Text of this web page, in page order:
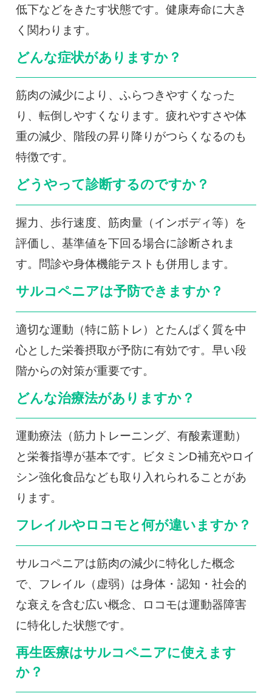
低下などをきたす状態です。健康寿命に大き
く関わります。
どんな症状がありますか？
筋肉の減少により、ふらつきやすくなった
り、転倒しやすくなります。疲れやすさや体
重の減少、階段の昇り降りがつらくなるのも
特徴です。
どうやって診断するのですか？
握力、歩行速度、筋肉量（インボディ等）を
評価し、基準値を下回る場合に診断されま
す。問診や身体機能テストも併用します。
サルコペニアは予防できますか？
適切な運動（特に筋トレ）とたんぱく質を中
心とした栄養摂取が予防に有効です。早い段
階からの対策が重要です。
どんな治療法がありますか？
運動療法（筋力トレーニング、有酸素運動）
と栄養指導が基本です。ビタミンD補充やロイ
シン強化食品なども取り入れられることがあ
ります。
フレイルやロコモと何が違いますか？
サルコペニアは筋肉の減少に特化した概念
で、フレイル（虚弱）は身体・認知・社会的
な衰えを含む広い概念、ロコモは運動器障害
に特化した状態です。
再生医療はサルコペニアに使えます
か？